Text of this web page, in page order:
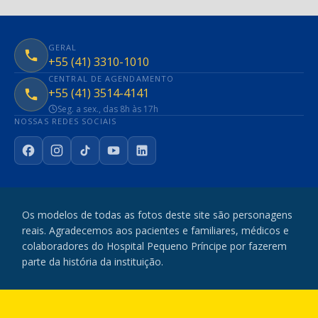
GERAL
+55 (41) 3310-1010
CENTRAL DE AGENDAMENTO
+55 (41) 3514-4141
Seg. a sex., das 8h às 17h
NOSSAS REDES SOCIAIS
FacebookInstagram
TikTokYouTubeLinkedIn
Os modelos de todas as fotos deste site são personagens
reais. Agradecemos aos pacientes e familiares, médicos e
colaboradores do Hospital Pequeno Príncipe por fazerem
parte da história da instituição.